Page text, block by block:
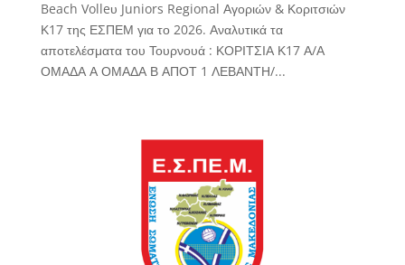
Beach Volleυ Juniors Regional Αγοριών & Κοριτσιών
Κ17 της ΕΣΠΕΜ για το 2026. Αναλυτικά τα
αποτελέσματα του Τουρνουά : ΚΟΡΙΤΣΙΑ Κ17 Α/Α
ΟΜΑΔΑ Α ΟΜΑΔΑ Β ΑΠΟΤ 1 ΛΕΒΑΝΤΗ/...